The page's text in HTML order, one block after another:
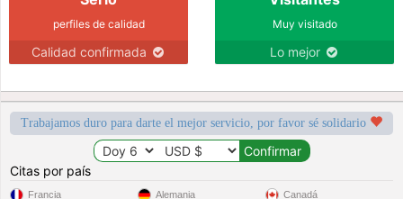
perfiles de calidad
Calidad confirmada
Muy visitado
Lo mejor
Trabajamos duro para darte el mejor servicio, por favor sé solidario
Citas por país
Francia Alemania Canadá